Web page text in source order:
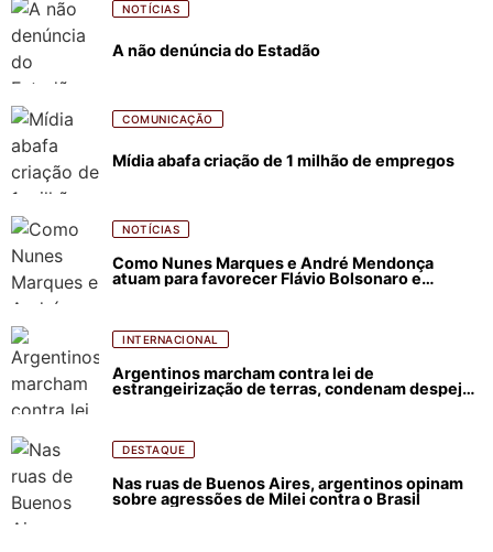
NOTÍCIAS
A não denúncia do Estadão
COMUNICAÇÃO
Mídia abafa criação de 1 milhão de empregos
NOTÍCIAS
Como Nunes Marques e André Mendonça
atuam para favorecer Flávio Bolsonaro e
INTERNACIONAL
Argentinos marcham contra lei de
estrangeirização de terras, condenam despejos
DESTAQUE
Nas ruas de Buenos Aires, argentinos opinam
sobre agressões de Milei contra o Brasil